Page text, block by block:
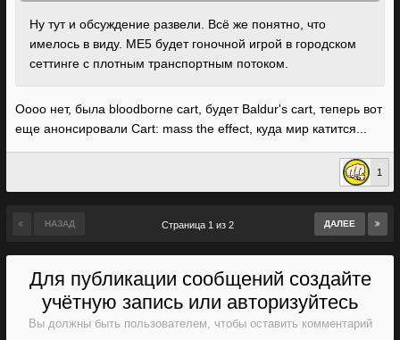
Ну тут и обсуждение развели. Всё же понятно, что
имелось в виду. МЕ5 будет гоночной игрой в городском
сеттинге с плотным транспортным потоком.
Оооо нет, была bloodborne cart, будет Baldur's cart, теперь вот
еще анонсировали Cart: mass the effect, куда мир катится...
1
НАЗАД ДАЛЕЕ
Страница 1 из 2
Для публикации сообщений создайте
учётную запись или авторизуйтесь
Вы должны быть пользователем, чтобы оставить комментарий